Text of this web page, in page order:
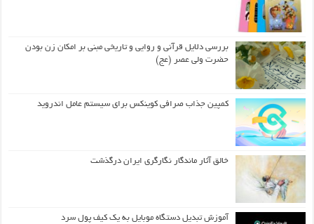
بررسی دلایل قرآنی و روایی و تاریخی مبنی بر امکان زن بودن
حضرت ولی عصر (عج)
کمپین جذاب صرافی کوینکس برای سیستم عامل اندروید
خالق آثار ماندگار نگارگری ایران درگذشت
آموزش تبدیل دستگاه موبایل به یک کیف‌ پول سرد